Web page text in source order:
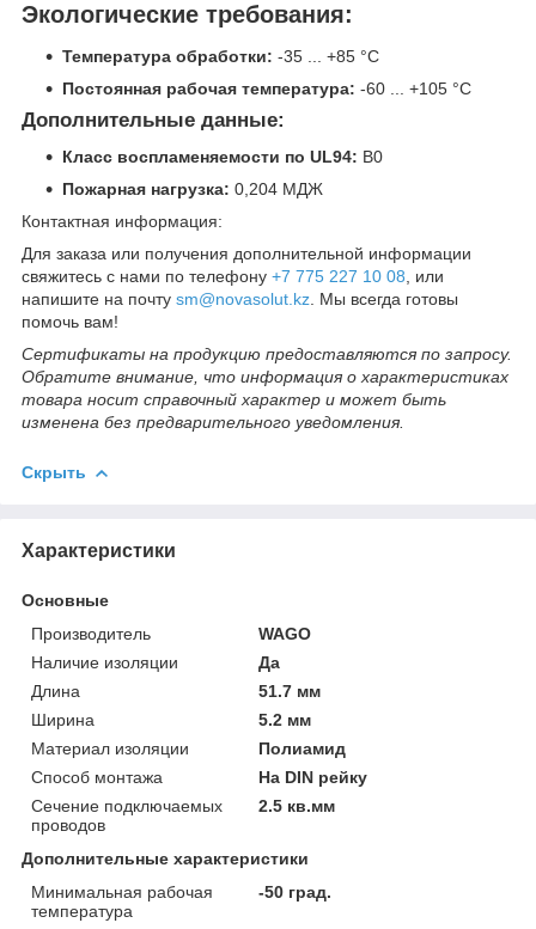
Экологические требования:
Температура обработки: -35 ... +85 °C
Постоянная рабочая температура: -60 ... +105 °C
Дополнительные данные:
Класс воспламеняемости по UL94: В0
Пожарная нагрузка: 0,204 МДЖ
Контактная информация:
Для заказа или получения дополнительной информации
свяжитесь с нами по телефону +7 775 227 10 08 , или
напишите на почту sm@novasolut.kz . Мы всегда готовы
помочь вам!
Сертификаты на продукцию предоставляются по запросу.
Обратите внимание, что информация о характеристиках
товара носит справочный характер и может быть
изменена без предварительного уведомления.
Скрыть
Характеристики
Основные
Производитель
WAGO
Наличие изоляции
Да
Длина
51.7 мм
Ширина
5.2 мм
Материал изоляции
Полиамид
Способ монтажа
На DIN рейку
Сечение подключаемых
проводов
2.5 кв.мм
Дополнительные характеристики
Минимальная рабочая
температура
-50 град.